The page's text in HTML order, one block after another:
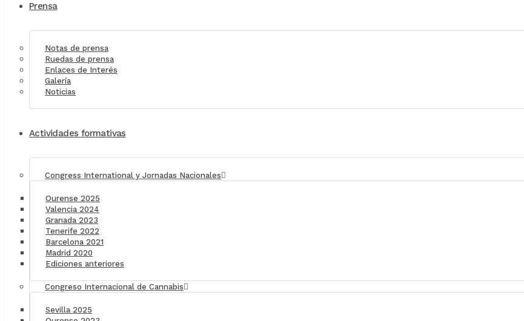
Prensa
Notas de prensa
Ruedas de prensa
Enlaces de Interés
Galería
Noticias
Actividades formativas
Congress International y Jornadas Nacionales
Ourense 2025
Valencia 2024
Granada 2023
Tenerife 2022
Barcelona 2021
Madrid 2020
Ediciones anteriores
Congreso Internacional de Cannabis
Sevilla 2025